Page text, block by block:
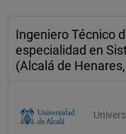
Ingeniero Técnico
especialidad en
(Alcalá de